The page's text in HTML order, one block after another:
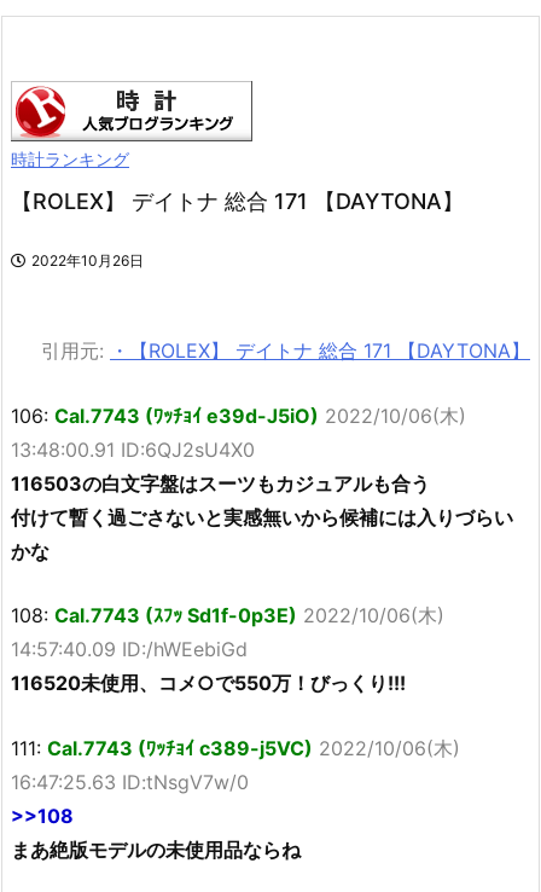
時計ランキング
【ROLEX】 デイトナ 総合 171 【DAYTONA】
2022年10月26日
引用元: ・【ROLEX】 デイトナ 総合 171 【DAYTONA】
106: Cal.7743 (ﾜｯﾁｮｲ e39d-J5iO) 2022/10/06(木)
13:48:00.91 ID:6QJ2sU4X0
116503の白文字盤はスーツもカジュアルも合う
付けて暫く過ごさないと実感無いから候補には入りづらい
かな
108: Cal.7743 (ｽﾌｯ Sd1f-0p3E) 2022/10/06(木)
14:57:40.09 ID:/hWEebiGd
116520未使用、コメ○で550万！びっくり!!!
111: Cal.7743 (ﾜｯﾁｮｲ c389-j5VC) 2022/10/06(木)
16:47:25.63 ID:tNsgV7w/0
>>108
まあ絶版モデルの未使用品ならね